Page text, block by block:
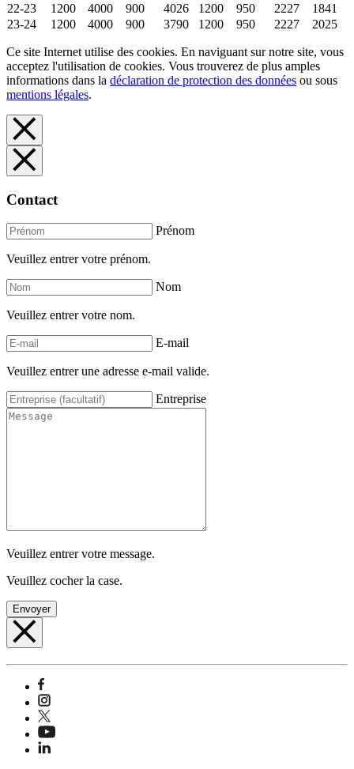
22-23 1200 4000 900 4026 1200 950 2227
1841
23-24
1200 4000 900 3790 1200 950 2227 2025
Ce site Internet utilise des cookies. En naviguant sur notre site, vous
acceptez l'utilisation de cookies. Vous trouverez de plus amples
informations dans la déclaration de protection des données ou sous
mentions légales.
Contact
Prénom
Veuillez entrer votre prénom.
Nom
Veuillez entrer votre nom.
E-mail
Veuillez entrer une adresse e-mail valide.
Entreprise
Veuillez entrer votre message.
Veuillez cocher la case.
Envoyer